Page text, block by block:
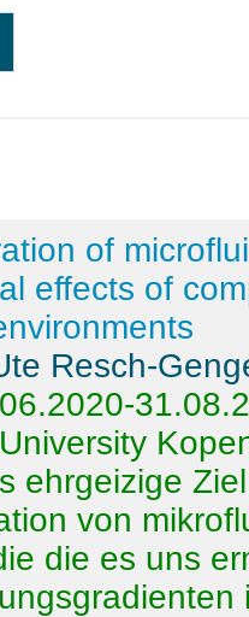
of
effects of
Resch-
ehrgeizige
von
die es uns